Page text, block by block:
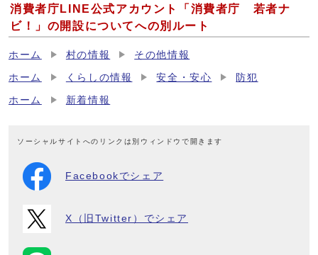
消費者庁LINE公式アカウント「消費者庁 若者ナ
ビ！」の開設についてへの別ルート
ホーム 村の情報 その他情報
ホーム くらしの情報 安全・安心 防犯
ホーム 新着情報
ソーシャルサイトへのリンクは別ウィンドウで開きます
Facebookでシェア
X（旧Twitter）でシェア